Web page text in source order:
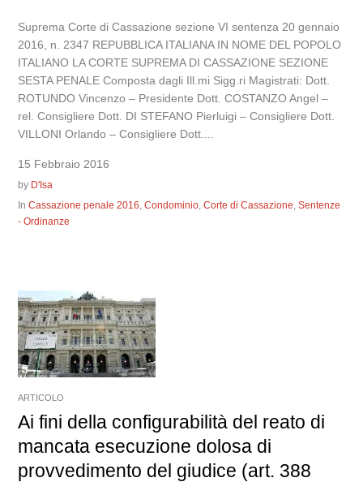
Suprema Corte di Cassazione sezione VI sentenza 20 gennaio
2016, n. 2347 REPUBBLICA ITALIANA IN NOME DEL POPOLO
ITALIANO LA CORTE SUPREMA DI CASSAZIONE SEZIONE
SESTA PENALE Composta dagli Ill.mi Sigg.ri Magistrati: Dott.
ROTUNDO Vincenzo – Presidente Dott. COSTANZO Angel –
rel. Consigliere Dott. DI STEFANO Pierluigi – Consigliere Dott.
VILLONI Orlando – Consigliere Dott....
15 Febbraio 2016
by D'Isa
InCassazione penale 2016,Condominio,Corte di Cassazione,Sentenze
- Ordinanze
ARTICOLO
Ai fini della configurabilità del reato di
mancata esecuzione dolosa di
provvedimento del giudice (art. 388